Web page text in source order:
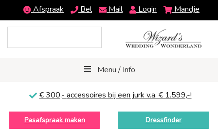
Afspraak Bel Mail Login Mandje
Menu / Info
€ 300,- accessoires bij een jurk v.a. € 1.599,-!
Pasafspraak maken Dressfinder